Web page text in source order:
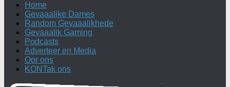
Home
Gevaaalike Dames
Random Gevaaalikhede
Gevaaalik Gaming
Podcasts
Adverteer en Media
Oor ons
KONTak ons